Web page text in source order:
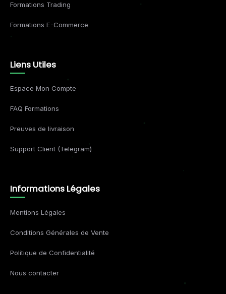
Formations Trading
Formations E-Commerce
Liens Utiles
Espace Mon Compte
FAQ Formations
Preuves de livraison
Support Client (Telegram)
Informations Légales
Mentions Légales
Conditions Générales de Vente
Politique de Confidentialité
Nous contacter